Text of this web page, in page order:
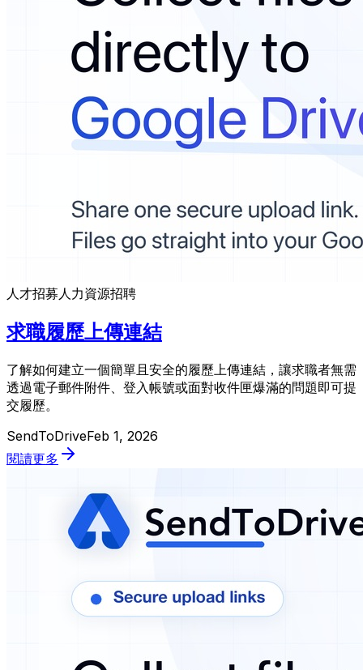
人才招募人力資源招聘
求職履歷上傳連結
了解如何建立一個簡單且安全的履歷上傳連結，讓求職者無需
透過電子郵件附件、登入帳號或面對收件匣爆滿的問題即可提
交履歷。
SendToDriveFeb 1, 2026
閱讀更多